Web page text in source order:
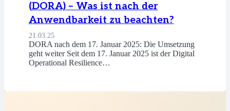
(DORA) – Was ist nach der
Anwendbarkeit zu beachten?
21.03.25
DORA nach dem 17. Januar 2025: Die Umsetzung
geht weiter Seit dem 17. Januar 2025 ist der Digital
Operational Resilience…